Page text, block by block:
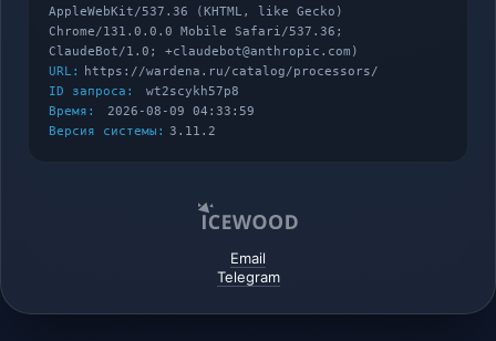
AppleWebKit/537.36 (KHTML, like Gecko)
Chrome/131.0.0.0 Mobile Safari/537.36;
ClaudeBot/1.0; +claudebot@anthropic.com)
URL:
https://wardena.ru/catalog/processors/
ID запроса:
wt2scykh57p8
Время:
2026-08-09 04:33:59
Версия системы: 3.11.2
Email
Telegram